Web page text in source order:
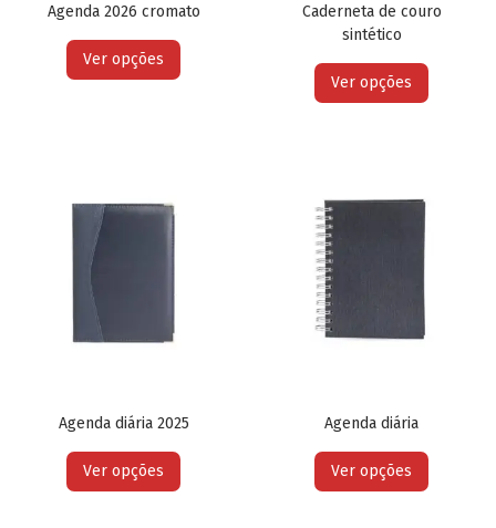
Agenda 2026 cromato
Ver opções
Caderneta de couro
sintético
Ver opções
Agenda diária 2025
Ver opções
Agenda diária
Ver opções